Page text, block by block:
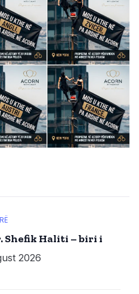
Shefik Haliti – biri i
2026